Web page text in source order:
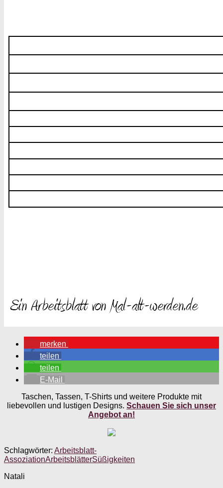
merken
teilen
teilen
E-Mail
Taschen, Tassen, T-Shirts und weitere Produkte mit
liebevollen und lustigen Designs. Schauen Sie sich unser
Angebot an!
Schlagwörter: Arbeitsblatt-
AssoziationArbeitsblätterSüßigkeiten
Natali